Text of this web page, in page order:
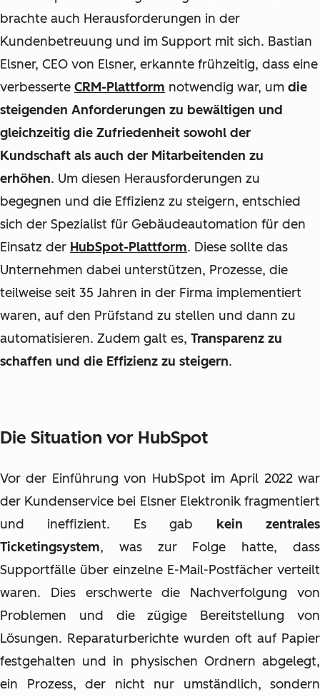
brachte auch Herausforderungen in der
Kundenbetreuung und im Support mit sich. Bastian
Elsner, CEO von Elsner, erkannte frühzeitig, dass eine
verbesserte CRM-Plattform notwendig war, um die
steigenden Anforderungen zu bewältigen und
gleichzeitig die Zufriedenheit sowohl der
Kundschaft als auch der Mitarbeitenden zu
erhöhen. Um diesen Herausforderungen zu
begegnen und die Effizienz zu steigern, entschied
sich der Spezialist für Gebäudeautomation für den
Einsatz der HubSpot-Plattform. Diese sollte das
Unternehmen dabei unterstützen, Prozesse, die
teilweise seit 35 Jahren in der Firma implementiert
waren, auf den Prüfstand zu stellen und dann zu
automatisieren. Zudem galt es, Transparenz zu
schaffen und die Effizienz zu steigern.
Die Situation vor HubSpot
Vor der Einführung von HubSpot im April 2022 war
der Kundenservice bei Elsner Elektronik fragmentiert
und ineffizient. Es gab kein zentrales
Ticketingsystem, was zur Folge hatte, dass
Supportfälle über einzelne E-Mail-Postfächer verteilt
waren. Dies erschwerte die Nachverfolgung von
Problemen und die zügige Bereitstellung von
Lösungen. Reparaturberichte wurden oft auf Papier
festgehalten und in physischen Ordnern abgelegt,
ein Prozess, der nicht nur umständlich, sondern